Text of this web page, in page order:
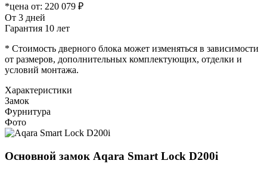
*цена от: 220 079 ₽
От 3 дней
Гарантия 10 лет
* Стоимость дверного блока может изменяться в зависимости
от размеров, дополнительных комплектующих, отделки и
условий монтажа.
Характеристики
Замок
Фурнитура
Фото
Основной замок Aqara Smart Lock D200i